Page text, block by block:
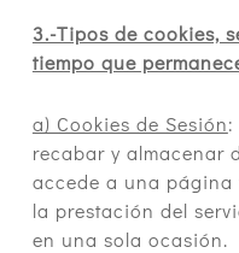
3.-Tipos de cookies,
tiempo que
a) Cookies de Sesión
recabar y almacenar
accede a una página
la prestación del
en una sola ocasión.